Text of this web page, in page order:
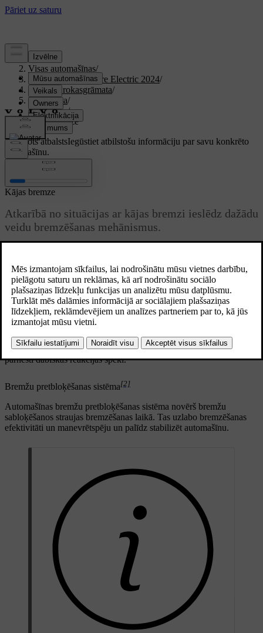
Atbalsts
Visas automašīnas/
XC40 Recharge Pure Electric 2024/
Lietotāja rokasgrāmata/
Braukšana/
Bremzes/
Kājas bremze
Pielāgots atbalstsIegūstiet atbilstošu informāciju par savu konkrēto
automašīnu.
Pierakstīties
Kājas bremze
Atkarībā no situācijas ar kājas bremzi ieslēdz dažādu
veidu bremzēšanas mehānismus.
nu reģeneratīvo bremzēšanu, vai berzes bremzes. Nospiežot bremžu
pedāli viegli, tiek aktivizēta reģeneratīvā bremzēšana, bet, bremzējot
spēcīgāk, tiek ieslēgtas berzes bremzes.
Elektroniski kontrolēta bremzēšana [1]
Kājas bremzi kontrolē elektroniski. Tā kā bremzēšanas spēks tiek
pārvadīts elektroniski, nevis fiziski, no bremzēm uz pedāli netiek
pārnesti dabiskās reakcijas spēki.
Bremžu pretbloķēšanas sistēma[2]
Automašīnas bremžu pretbloķēšanas sistēma novērš bremžu
sabloķēšanos straujas bremzēšanas laikā. Tas uzlabo bremzēšanas
efektivitāti un manevrētspēju un palīdz stabilizēt automašīnu.